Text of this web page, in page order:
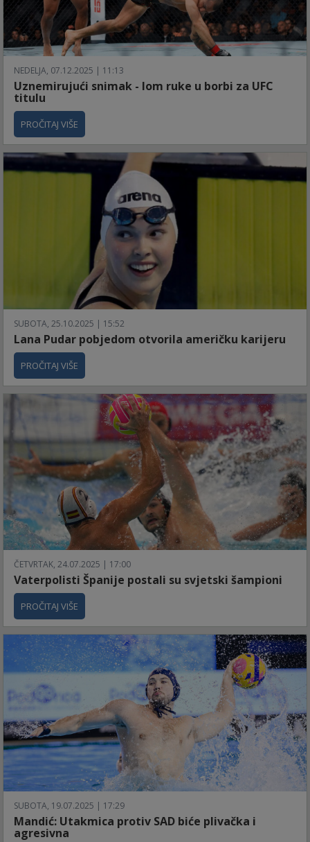
NEDELJA, 07.12.2025 | 11:13
Uznemirujući snimak - lom ruke u borbi za UFC
titulu
PROČITAJ VIŠE
SUBOTA, 25.10.2025 | 15:52
Lana Pudar pobjedom otvorila američku karijeru
PROČITAJ VIŠE
ČETVRTAK, 24.07.2025 | 17:00
Vaterpolisti Španije postali su svjetski šampioni
PROČITAJ VIŠE
SUBOTA, 19.07.2025 | 17:29
Mandić: Utakmica protiv SAD biće plivačka i
agresivna